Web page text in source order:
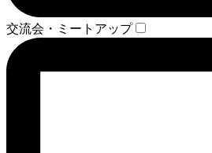
交流会・ミートアップ